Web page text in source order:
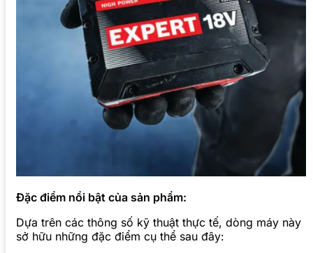
Đặc điểm nổi bật của sản phẩm:
Dựa trên các thông số kỹ thuật thực tế, dòng máy này
sở hữu những đặc điểm cụ thể sau đây: